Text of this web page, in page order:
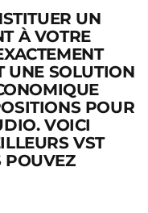
UN
À VOTRE
UNE SOLUTION
POUR
VOICI
VST
POUVEZ